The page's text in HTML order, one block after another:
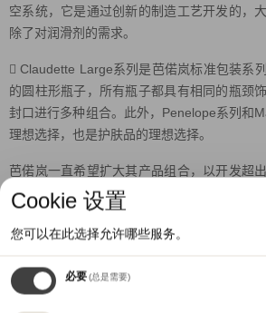
空系统，它是通过创新的制造工艺开发的，
除了对润滑剂的需求。
 Claudette Large系列是芭偌岚标准包装系
的圆柱形瓶子，所有瓶子都具有相同的瓶颈
封口进行多种组合。此外，Penelope系列和
理想选择，也是护肤品的理想选择。
芭偌岚一直希望扩大其产品组合，以开发超
解决方案，其最新选择的玻璃瓶体现了该公
市场变化的承诺。公司很高兴能在
beautytude概念作为围绕美丽和可持续发展
Cookie 设置
您可以在此选择允许哪些服务。
必要(总是需要)